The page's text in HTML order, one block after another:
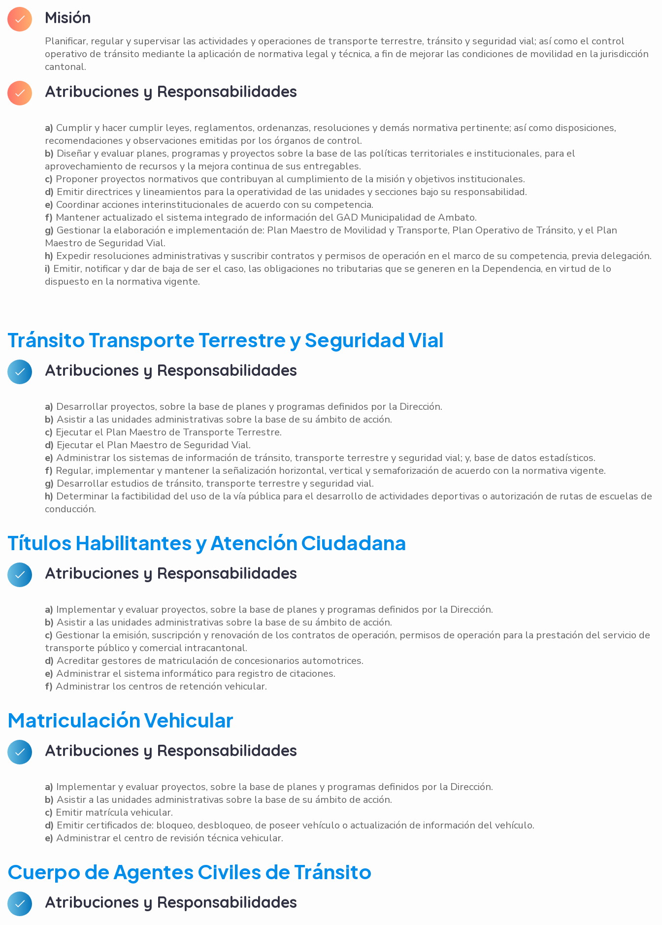
Misión
Planificar, regular y supervisar las actividades y operaciones de transporte terrestre, tránsito y seguridad vial; así como el control
operativo de tránsito mediante la aplicación de normativa legal y técnica, a fin de mejorar las condiciones de movilidad en la jurisdicción
cantonal.
Atribuciones y Responsabilidades
a) Cumplir y hacer cumplir leyes, reglamentos, ordenanzas, resoluciones y demás normativa pertinente; así como disposiciones,
recomendaciones y observaciones emitidas por los órganos de control.
b) Diseñar y evaluar planes, programas y proyectos sobre la base de las políticas territoriales e institucionales, para el
aprovechamiento de recursos y la mejora continua de sus entregables.
c) Proponer proyectos normativos que contribuyan al cumplimiento de la misión y objetivos institucionales.
d) Emitir directrices y lineamientos para la operatividad de las unidades y secciones bajo su responsabilidad.
e) Coordinar acciones interinstitucionales de acuerdo con su competencia.
f) Mantener actualizado el sistema integrado de información del GAD Municipalidad de Ambato.
g) Gestionar la elaboración e implementación de: Plan Maestro de Movilidad y Transporte, Plan Operativo de Tránsito, y el Plan
Maestro de Seguridad Vial.
h) Expedir resoluciones administrativas y suscribir contratos y permisos de operación en el marco de su competencia, previa delegación.
i) Emitir, notificar y dar de baja de ser el caso, las obligaciones no tributarias que se generen en la Dependencia, en virtud de lo
dispuesto en la normativa vigente.
TránsitoTransporte Terrestre y Seguridad Vial
Atribuciones y Responsabilidades
a) Desarrollar proyectos, sobre la base de planes y programas definidos por la Dirección.
b) Asistir a las unidades administrativas sobre la base de su ámbito de acción.
c) Ejecutar el Plan Maestro de Transporte Terrestre.
d) Ejecutar el Plan Maestro de Seguridad Vial.
e) Administrar los sistemas de información de tránsito, transporte terrestre y seguridad vial; y, base de datos estadísticos.
f) Regular, implementar y mantener la señalización horizontal, vertical y semaforización de acuerdo con la normativa vigente.
g) Desarrollar estudios de tránsito, transporte terrestre y seguridad vial.
h) Determinar la factibilidad del uso de la vía pública para el desarrollo de actividades deportivas o autorización de rutas de escuelas de
conducción.
Títulos Habilitantes y Atención Ciudadana
Atribuciones y Responsabilidades
a) Implementar y evaluar proyectos, sobre la base de planes y programas definidos por la Dirección.
b) Asistir a las unidades administrativas sobre la base de su ámbito de acción.
c) Gestionar la emisión, suscripción y renovación de los contratos de operación, permisos de operación para la prestación del servicio de
transporte público y comercial intracantonal.
d) Acreditar gestores de matriculación de concesionarios automotrices.
e) Administrar el sistema informático para registro de citaciones.
f) Administrar los centros de retención vehicular.
Matriculación Vehicular
Atribuciones y Responsabilidades
a) Implementar y evaluar proyectos, sobre la base de planes y programas definidos por la Dirección.
b) Asistir a las unidades administrativas sobre la base de su ámbito de acción.
c) Emitir matrícula vehicular.
d) Emitir certificados de: bloqueo, desbloqueo, de poseer vehículo o actualización de información del vehículo.
e) Administrar el centro de revisión técnica vehicular.
Cuerpo de Agentes Civiles de Tránsito
Atribuciones y Responsabilidades